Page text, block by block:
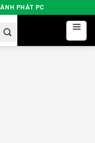
PHÁT PC